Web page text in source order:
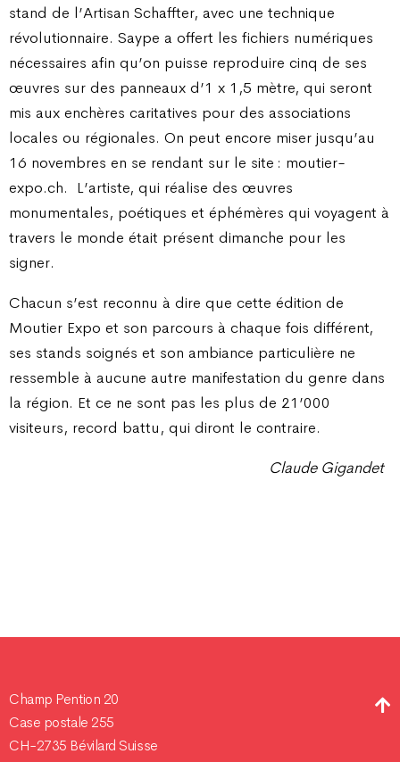
stand de l’Artisan Schaffter, avec une technique
révolutionnaire. Saype a offert les fichiers numériques
nécessaires afin qu’on puisse reproduire cinq de ses
œuvres sur des panneaux d’1 x 1,5 mètre, qui seront
mis aux enchères caritatives pour des associations
locales ou régionales. On peut encore miser jusqu’au
16 novembres en se rendant sur le site : moutier-
expo.ch. L’artiste, qui réalise des œuvres
monumentales, poétiques et éphémères qui voyagent à
travers le monde était présent dimanche pour les
signer.
Chacun s’est reconnu à dire que cette édition de
Moutier Expo et son parcours à chaque fois différent,
ses stands soignés et son ambiance particulière ne
ressemble à aucune autre manifestation du genre dans
la région. Et ce ne sont pas les plus de 21’000
visiteurs, record battu, qui diront le contraire.
Claude Gigandet
Champ Pention 20
Case postale 255
CH-2735 Bévilard Suisse